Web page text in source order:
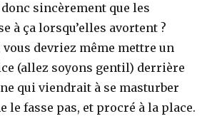
sincèrement que les
à ça lorsqu’elles avortent ?
vous devriez même mettre un
(allez soyons gentil) derrière
qui viendrait à se masturber
le fasse pas, et procré à la place.